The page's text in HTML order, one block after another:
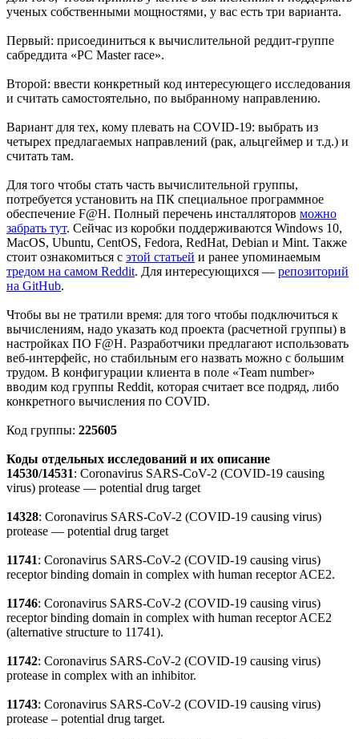
ученых собственными мощностями, у вас есть три варианта.
Первый: присоединиться к вычислительной реддит-группе
сабреддита «PC Master race».
Второй: ввести конкретный код интересующего исследования
и считать самостоятельно, по выбранному направлению.
Вариант для тех, кому плевать на COVID-19: выбрать из
четырех предлагаемых направлений (рак, альцгеймер и т.д.) и
считать там.
Для того чтобы стать часть вычислительной группы,
потребуется установить на ПК специальное программное
обеспечение F@H. Полный перечень инсталляторов можно
забрать тут. Сейчас из коробки поддерживаются Windows 10,
MacOS, Ubuntu, CentOS, Fedora, RedHat, Debian и Mint. Также
стоит ознакомиться с этой статьей и ранее упоминаемым
тредом на самом Reddit. Для интересующихся — репозиторий
на GitHub.
Чтобы вы не тратили время: для того чтобы подключиться к
вычислениям, надо указать код проекта (расчетной группы) в
настройках ПО F@H. Разработчики предлагают использовать
веб-интерфейс, но стабильным его назвать можно с большим
трудом. В конфигурации клиента в поле «Team number»
вводим код группы Reddit, которая считает все подряд, либо
конкретного вычисления по COVID.
Код группы: 225605
Коды отдельных исследований и их описание
14530/14531: Coronavirus SARS-CoV-2 (COVID-19 causing
virus) protease — potential drug target
14328: Coronavirus SARS-CoV-2 (COVID-19 causing virus)
protease — potential drug target
11741: Coronavirus SARS-CoV-2 (COVID-19 causing virus)
receptor binding domain in complex with human receptor ACE2.
11746: Coronavirus SARS-CoV-2 (COVID-19 causing virus)
receptor binding domain in complex with human receptor ACE2
(alternative structure to 11741).
11742: Coronavirus SARS-CoV-2 (COVID-19 causing virus)
protease in complex with an inhibitor.
11743: Coronavirus SARS-CoV-2 (COVID-19 causing virus)
protease – potential drug target.